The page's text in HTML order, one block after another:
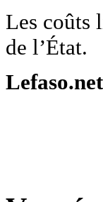
Les coûts
de l’État.
Lefaso.net